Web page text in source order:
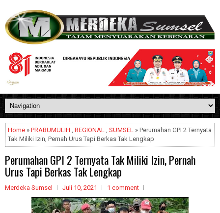
Home » PRABUMULIH , REGIONAL , SUMSEL » Perumahan GPI 2 Ternyata
Tak Miliki Izin, Pernah Urus Tapi Berkas Tak Lengkap
Perumahan GPI 2 Ternyata Tak Miliki Izin, Pernah
Urus Tapi Berkas Tak Lengkap
Merdeka Sumsel Juli 10, 2021 1 comment